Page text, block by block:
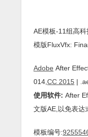
AE模板-11组高
模版FluxVfx:
Adobe After
014, CC 2015 |
使用软件: After
文版AE,以免表达
模板编号: